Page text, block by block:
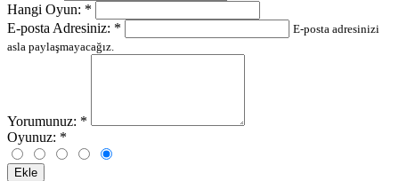
Hangi Oyun: *
E-posta Adresiniz: *
E-posta adresinizi
asla paylaşmayacağız.
Yorumunuz: *
Oyunuz: *
Ekle